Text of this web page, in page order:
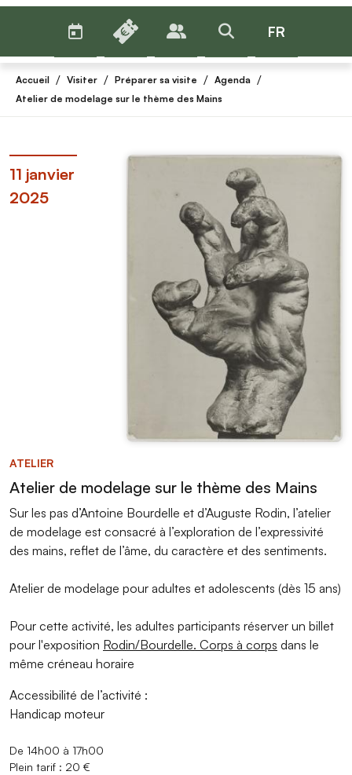
BILLETTERIE
PUBLICS >RECHERCHER
FR
Accueil / Visiter / Préparer sa visite / Agenda /
Atelier de modelage sur le thème des Mains
11 janvier
2025
ATELIER
Atelier de modelage sur le thème des Mains
Sur les pas d’Antoine Bourdelle et d’Auguste Rodin, l’atelier
de modelage est consacré à l’exploration de l’expressivité
des mains, reflet de l’âme, du caractère et des sentiments.
Atelier de modelage pour adultes et adolescents (dès 15 ans)
Pour cette activité, les adultes participants réserver un billet
pour l'exposition Rodin/Bourdelle. Corps à corps dans le
même créneau horaire
Accessibilité de l’activité :
Handicap moteur
De 14h00 à 17h00
Plein tarif : 20 €